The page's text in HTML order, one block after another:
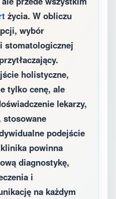
życia. W obliczu
wybór
stomatologicznej
holistyczne,
tylko cenę, ale
lekarzy,
stosowane
podejście
powinna
diagnostykę,
i
na każdym